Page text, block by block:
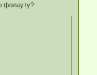
фолауту?